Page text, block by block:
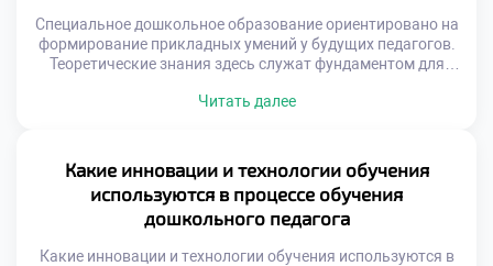
Специальное дошкольное образование ориентировано на
формирование прикладных умений у будущих педагогов.
Теоретические знания здесь служат фундаментом для
конкретные инструменты воздействия и развития
строится вокруг моделирования профессиональных
ситуаций в аудитории. Будущие специалисты пробуют
себя в роли воспитателя еще до выпуска. […]
Читать далее
Какие инновации и технологии обучения
используются в процессе обучения
дошкольного педагога
Какие инновации и технологии обучения используются в